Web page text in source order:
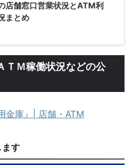
店舗窓口営業状況とATM利
まとめ
ＴＭ稼働状況などの公
金庫』| 店舗・ATM
ます